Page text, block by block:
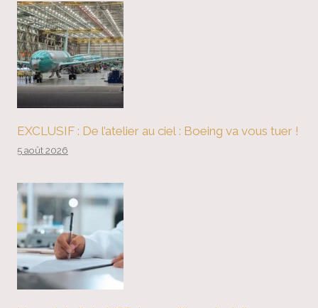
EXCLUSIF : De l’atelier au ciel : Boeing va vous tuer !
5 août 2026